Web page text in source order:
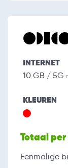
INTERNET
10 GB / 5G
KLEUREN
Totaal
Eenmalige